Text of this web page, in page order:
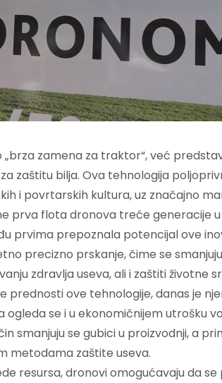
„brza zamena za traktor“, već
zaštitu bilja. Ova tehnologija
i povrtarskih kultura, uz značajno
prva flota dronova treće generacije
prvima prepoznala potencijal ove
precizno prskanje, čime se
zdravlja useva, ali i zaštiti životne
prednosti ove tehnologije, danas je
se i u ekonomičnijem utrošku
smanjuju se gubici u proizvodnji, a
metodama zaštite useva.
resursa, dronovi omogućavaju da